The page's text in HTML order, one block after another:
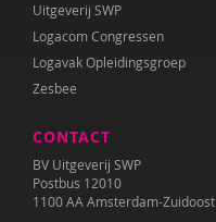
Miranda Bron
Jorn de Bruin
Jeanet Bus
Uitgeverij SWP
Logacom Congressen
Logavak Opleidingsgroep
Zesbee
CONTACT
BV Uitgeverij SWP
Postbus 12010
1100 AA Amsterdam-Zuidoost